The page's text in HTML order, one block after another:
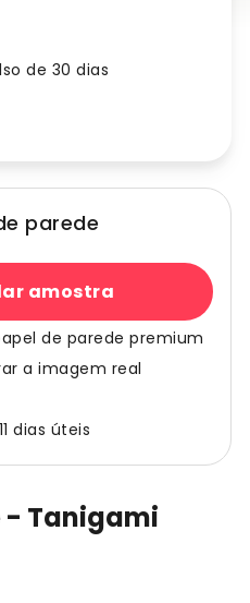
- Tanigami
de 30 dias
parede
amostra
de parede premium
a imagem real
dias úteis